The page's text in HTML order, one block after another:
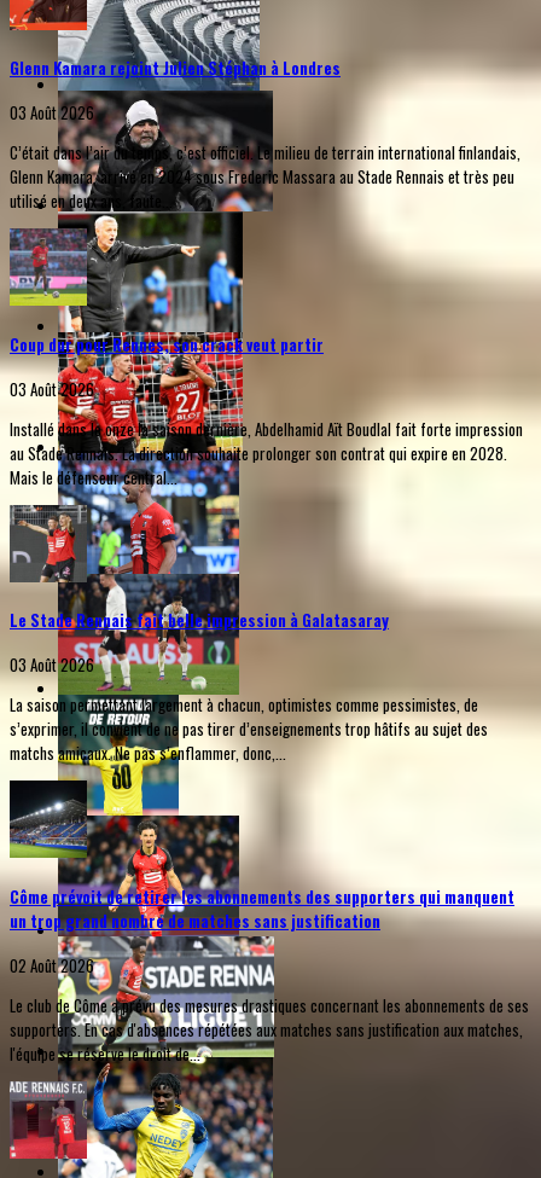
Glenn Kamara rejoint Julien Stéphan à Londres
03 Août 2026
C’était dans l’air du temps, c’est officiel. Le milieu de terrain international finlandais,
Glenn Kamara, arrivé en 2024 sous Frederic Massara au Stade Rennais et très peu
utilisé en deux ans, faute...
Coup dur pour Rennes, son crack veut partir
03 Août 2026
Installé dans le onze la saison dernière, Abdelhamid Aït Boudlal fait forte impression
au Stade Rennais. La direction souhaite prolonger son contrat qui expire en 2028.
Mais le défenseur central...
Le Stade Rennais fait belle impression à Galatasaray
03 Août 2026
La saison permettant largement à chacun, optimistes comme pessimistes, de
s’exprimer, il convient de ne pas tirer d’enseignements trop hâtifs au sujet des
matchs amicaux. Ne pas s’enflammer, donc,...
Côme prévoit de retirer les abonnements des supporters qui manquent
un trop grand nombre de matches sans justification
02 Août 2026
Le club de Côme a prévu des mesures drastiques concernant les abonnements de ses
supporters. En cas d'absences répétées aux matches sans justification aux matches,
l'équipe se réserve le droit de...